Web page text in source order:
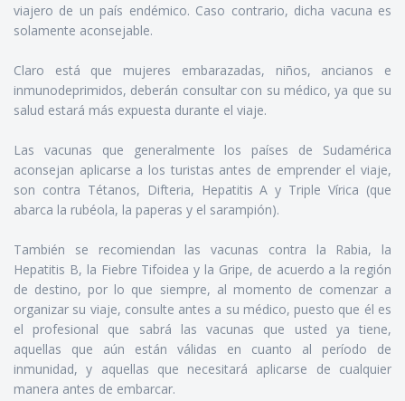
viajero de un país endémico. Caso contrario, dicha vacuna es
solamente aconsejable.
Claro está que mujeres embarazadas, niños, ancianos e
inmunodeprimidos, deberán consultar con su médico, ya que su
salud estará más expuesta durante el viaje.
Las vacunas que generalmente los países de Sudamérica
aconsejan aplicarse a los turistas antes de emprender el viaje,
son contra Tétanos, Difteria, Hepatitis A y Triple Vírica (que
abarca la rubéola, la paperas y el sarampión).
También se recomiendan las vacunas contra la Rabia, la
Hepatitis B, la Fiebre Tifoidea y la Gripe, de acuerdo a la región
de destino, por lo que siempre, al momento de comenzar a
organizar su viaje, consulte antes a su médico, puesto que él es
el profesional que sabrá las vacunas que usted ya tiene,
aquellas que aún están válidas en cuanto al período de
inmunidad, y aquellas que necesitará aplicarse de cualquier
manera antes de embarcar.